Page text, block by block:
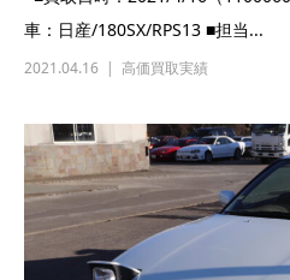
車：日産/180SX/RPS13 ■担当...
2021.04.16 高価買取実績